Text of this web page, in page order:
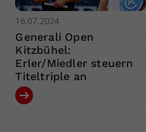
16.07.2024
Generali Open
Kitzbühel:
Erler/Miedler steuern
Titeltriple an